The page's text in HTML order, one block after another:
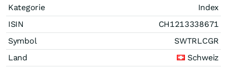
Kategorie
Index
ISIN
CH1213338671
Symbol
SWTRLCGR
Land
Schweiz